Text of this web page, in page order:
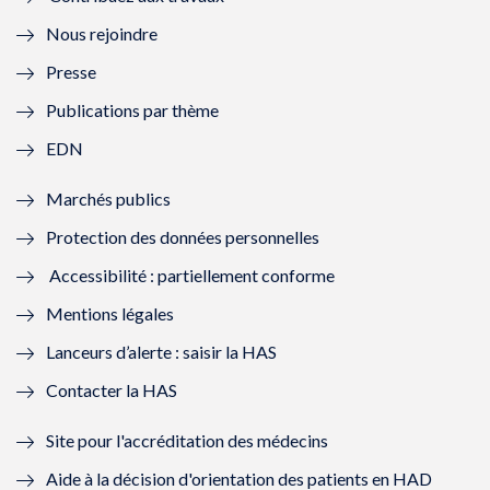
l
f
n
ê
t
r
e
)
e
n
ê
r
)
ê
t
e
ê
)
Nous rejoindre
Presse
Publications par thème
EDN
Marchés publics
Protection des données personnelles
Accessibilité : partiellement conforme
Mentions légales
Lanceurs d’alerte : saisir la HAS
Contacter la HAS
Site pour l'accréditation des médecins
Aide à la décision d'orientation des patients en HAD